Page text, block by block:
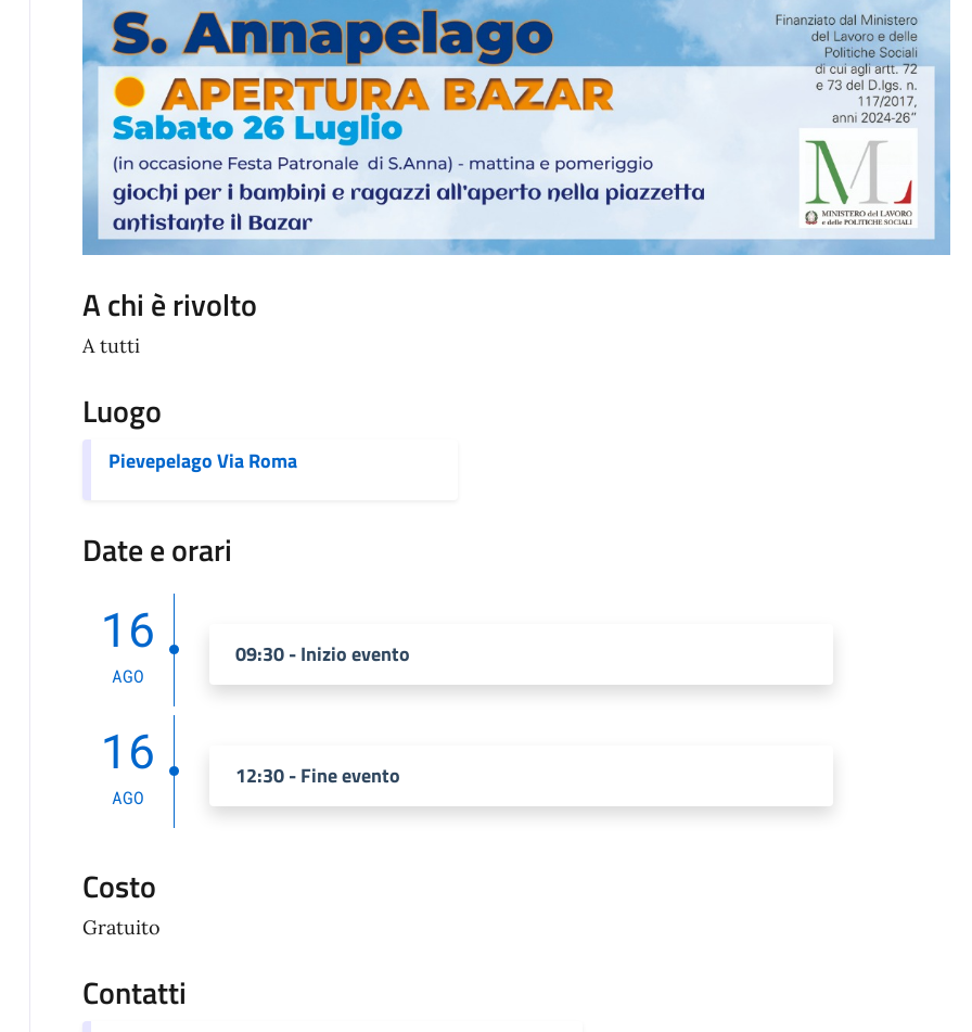
A chi è rivolto
A tutti
Luogo
Pievepelago Via Roma
Date e orari
16
AGO
09:30 - Inizio evento
16
AGO
12:30 - Fine evento
Costo
Gratuito
Contatti